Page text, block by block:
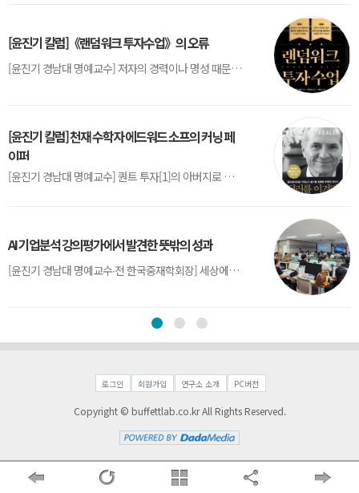
[윤진기 칼럼]《랜덤워크 투자수업》의 오류
[윤진기 경남대 명예교수] 저자의 경력이나 명성 때문인지 2020년에 번역 출판된 《랜덤워크 투자수업》(A Random Walk Down Wall Street) 12판은 표지부터가 거창하다. ‘45년간 12번 개정하며 철저히 검증한 투자서’, ‘전문가 부럽지 않은 투자 감각을 길러주는 위대한 투자지침서’ 라는 은빛 광고문구로 독자를 유혹한다.[1] 출판 50주...
[윤진기 칼럼] 천재 수학자 에드워드 소프의 커닝 페
이퍼
[윤진기 경남대 명예교수] 퀀트 투자[1]의 아버지로 불리는 에드워드 소프(Edward O. Thorp)는 수학계에서 천재로 알려진 인물이다. 그는 수학자이지만, 투자 업계에도 여러 가지 흥미로운 일화를 남겼다.수학을 이용하여 카지노를 이길 수 있는지가 궁금했던 그는 동료 교수가 소개해 준 블랙잭(Blackjack) 전략의 핵심을 손바닥 크기의 종이에 요...
AI 기업분석 강의평가에서 발견한 뜻밖의 성과
[윤진기 경남대 명예교수∙전 한국중재학회장] 세상에는 우연처럼 보이지만 인류의 진보를 이끌어낸 사건들이 있다. 영국의 알렉산더 플레밍(Alexander Fleming)이 곰팡이 핀 페트리 접시(Petri dish)를 버리지 않고[1] 관찰해 페니실린을 발견한 것은 그 대표적 사례다. 무심히 지나쳤다면 결코 없었을 혁신이었다.지난 7월 5일, 필자가 개발한 기업...
로그인 회원가입 연구소 소개 PC버전
Copyright © buffettlab.co.kr All Rights Reserved.